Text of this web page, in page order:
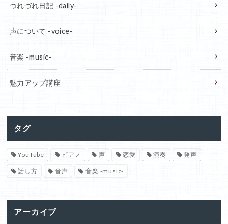
つれづれ日記 -daily-
声について -voice-
音楽 -music-
魅力アップ講座
タグ
YouTube ピアノ 声 恋愛 演奏 発声
話し方 音声 音楽 -music-
アーカイブ